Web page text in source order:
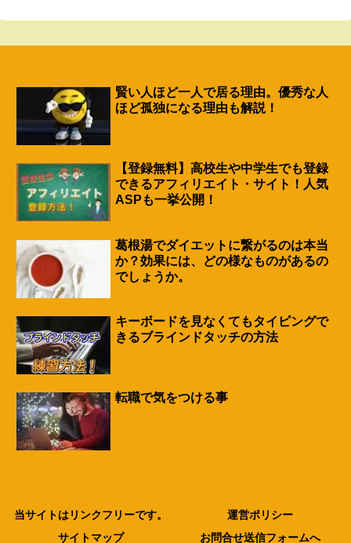
賢い人ほど一人で居る理由。優秀な人
ほど孤独になる理由も解説！
【登録無料】高校生や中学生でも登録
できるアフィリエイト・サイト！人気
ASPも一挙公開！
葛根湯でダイエットに繋がるのは本当
か？効果には、どの様なものがあるの
でしょうか。
キーボードを見なくてもタイピングで
きるブラインドタッチの方法
転職で気をつける事
当サイトはリンクフリーです。
運営ポリシー
サイトマップ
お問合せ送信フォームへ